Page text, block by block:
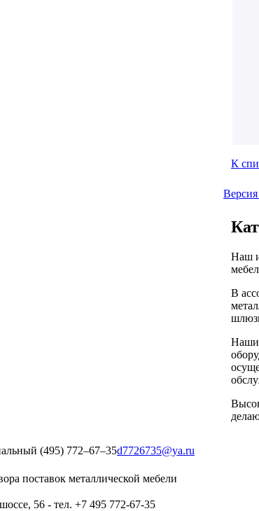
К
Версия
Наш
В
Наши
(495) 772‒67‒35d7726735@ya.ru
поставок металлической мебели
56 - тел. +7 495 772-67-35